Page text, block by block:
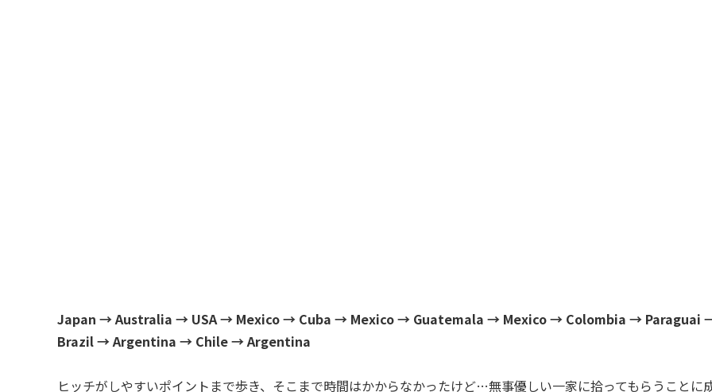
Japan → Australia → USA → Mexico → Cuba → Mexico → Guatemala → Mexico → Colombia → Paraguai
Brazil → Argentina → Chile → Argentina
ヒッチがしやすいポイントまで歩き、そこまで時間はかからなかったけど…無事優しい一家に拾ってもらうことに